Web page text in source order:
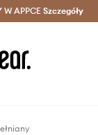
nawet w 24h >
W APPCE Szczegóły